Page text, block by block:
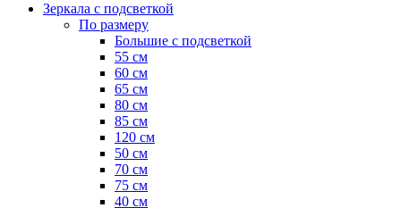
Зеркала с подсветкой
По размеру
Большие с подсветкой
55 см
60 см
65 см
80 см
85 см
120 см
50 см
70 см
75 см
40 см